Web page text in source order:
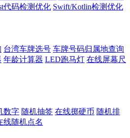
代码检测优化 Swift/Kotlin检测优化
台湾车牌选号 车牌号码归属地查询
年龄计算器 LED跑马灯 在线屏幕尺
数字 随机抽签 在线掷硬币 随机排
线随机点名